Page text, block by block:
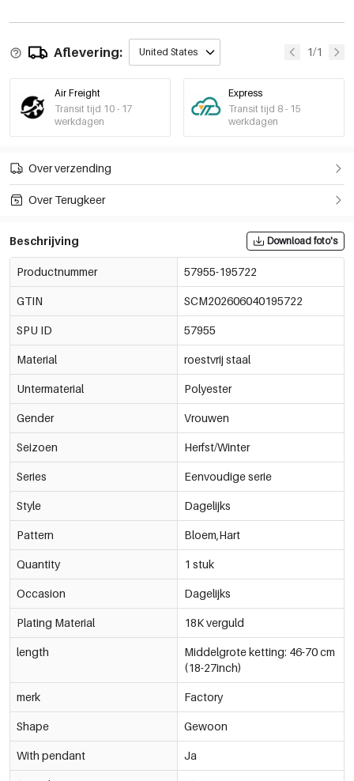
Aflevering: United States 1/1
Air Freight
Transit tijd 10 - 17
werkdagen
Express
Transit tijd 8 - 15
werkdagen
Over verzending
Over Terugkeer
Beschrijving Download foto's
Productnummer 57955-195722
GTIN SCM202606040195722
SPU ID 57955
Material roestvrij staal
Untermaterial Polyester
Gender Vrouwen
Seizoen Herfst/Winter
Series Eenvoudige serie
Style Dagelijks
Pattern Bloem,Hart
Quantity 1 stuk
Occasion Dagelijks
Plating Material 18K verguld
length
Middelgrote ketting: 46-70 cm
(18-27inch)
merk Factory
Shape Gewoon
With pendant Ja